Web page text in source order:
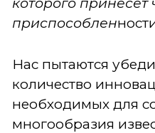
приспособлен
Нас пытаются
количество
необходимых для
многообразия